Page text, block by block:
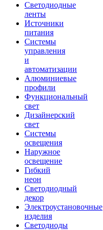
Светодиодные
ленты
Источники
питания
Системы
управления
и
автоматизации
Алюминиевые
профили
Функциональный
свет
Дизайнерский
свет
Системы
освещения
Наружное
освещение
Гибкий
неон
Светодиодный
декор
Электроустановочные
изделия
Светодиоды